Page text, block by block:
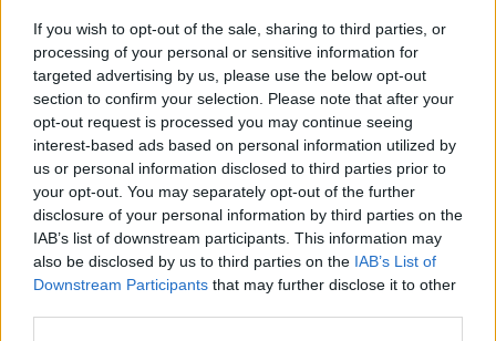
If you wish to opt-out of the sale, sharing to third parties, or
processing of your personal or sensitive information for
targeted advertising by us, please use the below opt-out
section to confirm your selection. Please note that after your
opt-out request is processed you may continue seeing
interest-based ads based on personal information utilized by
us or personal information disclosed to third parties prior to
your opt-out. You may separately opt-out of the further
disclosure of your personal information by third parties on the
IAB’s list of downstream participants. This information may
also be disclosed by us to third parties on the IAB’s List of
Downstream Participants that may further disclose it to other
presenze in sala di lettura in tutte le 30 biblioteche comunali sparse
sul suo territorio.
Quando trent'anni fa ho iniziato a fare questo mestiere nelle
biblioteche comunali c'erano si e no una decina di bravi bibliotecari.
Oggi sono quasi triplicati, ma sono ancora pochi. Troppo pochi.
Un buon suggerimento di lettura e una consulenza bibliografica
valgono moltissimo. Il fatto che questa cosa non venga ancora
percepita è un segnale della nostra arretratezza culturale e peggio
ancora uno dei fardelli invisibili che frenano lo sviluppo del paese.
Vogliamo provare a migliorare le cose?
Roberto Cerri